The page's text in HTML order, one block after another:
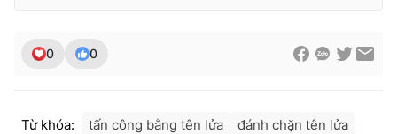
0 0
Từ khóa: tấn công bằng tên lửa
đánh chặn tên lửa